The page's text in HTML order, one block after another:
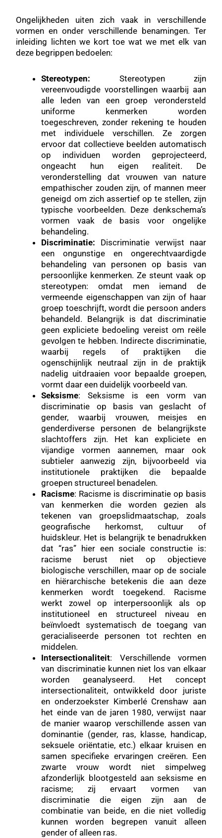
Ongelijkheden uiten zich vaak in verschillende
vormen en onder verschillende benamingen. Ter
inleiding lichten we kort toe wat we met elk van
deze begrippen bedoelen:
Stereotypen: Stereotypen zijn
vereenvoudigde voorstellingen waarbij aan
alle leden van een groep verondersteld
uniforme kenmerken worden
toegeschreven, zonder rekening te houden
met individuele verschillen. Ze zorgen
ervoor dat collectieve beelden automatisch
op individuen worden geprojecteerd,
ongeacht hun eigen realiteit. De
veronderstelling dat vrouwen van nature
empathischer zouden zijn, of mannen meer
geneigd om zich assertief op te stellen, zijn
typische voorbeelden. Deze denkschema’s
vormen vaak de basis voor ongelijke
behandeling.
Discriminatie: Discriminatie verwijst naar
een ongunstige en ongerechtvaardigde
behandeling van personen op basis van
persoonlijke kenmerken. Ze steunt vaak op
stereotypen: omdat men iemand de
vermeende eigenschappen van zijn of haar
groep toeschrijft, wordt die persoon anders
behandeld. Belangrijk is dat discriminatie
geen expliciete bedoeling vereist om reële
gevolgen te hebben. Indirecte discriminatie,
waarbij regels of praktijken die
ogenschijnlijk neutraal zijn in de praktijk
nadelig uitdraaien voor bepaalde groepen,
vormt daar een duidelijk voorbeeld van.
Seksisme: Seksisme is een vorm van
discriminatie op basis van geslacht of
gender, waarbij vrouwen, meisjes en
genderdiverse personen de belangrijkste
slachtoffers zijn. Het kan expliciete en
vijandige vormen aannemen, maar ook
subtieler aanwezig zijn, bijvoorbeeld via
institutionele praktijken die bepaalde
groepen structureel benadelen.
Racisme: Racisme is discriminatie op basis
van kenmerken die worden gezien als
tekenen van groepslidmaatschap, zoals
geografische herkomst, cultuur of
huidskleur. Het is belangrijk te benadrukken
dat “ras” hier een sociale constructie is:
racisme berust niet op objectieve
biologische verschillen, maar op de sociale
en hiërarchische betekenis die aan deze
kenmerken wordt toegekend. Racisme
werkt zowel op interpersoonlijk als op
institutioneel en structureel niveau en
beïnvloedt systematisch de toegang van
geracialiseerde personen tot rechten en
middelen.
Intersectionaliteit: Verschillende vormen
van discriminatie kunnen niet los van elkaar
worden geanalyseerd. Het concept
intersectionaliteit, ontwikkeld door juriste
en onderzoekster Kimberlé Crenshaw aan
het einde van de jaren 1980, verwijst naar
de manier waarop verschillende assen van
dominantie (gender, ras, klasse, handicap,
seksuele oriëntatie, etc.) elkaar kruisen en
samen specifieke ervaringen creëren. Een
zwarte vrouw wordt niet simpelweg
afzonderlijk blootgesteld aan seksisme en
racisme; zij ervaart vormen van
discriminatie die eigen zijn aan de
combinatie van beide, en die niet volledig
kunnen worden begrepen vanuit alleen
gender of alleen ras.